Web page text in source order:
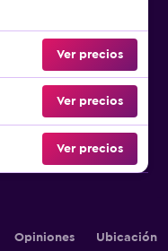
Ver precios
Ver precios
Ver precios
Opiniones Ubicación